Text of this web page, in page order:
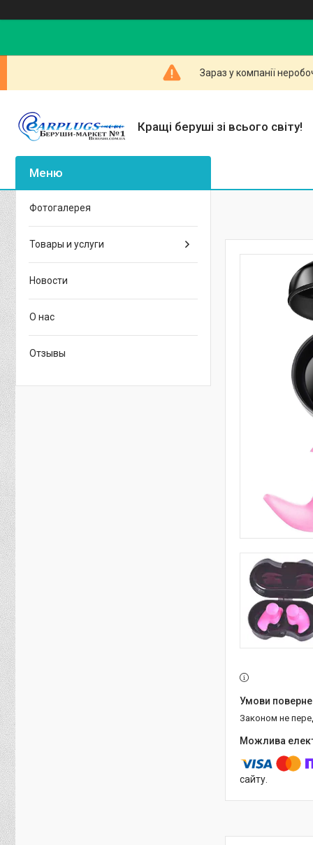
Зараз у компанії
Кращі беруші зі всього світу!
Законом не
сайту.
Фотогалерея
Товары и услуги
Новости
О нас
Отзывы